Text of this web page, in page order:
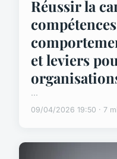
Réussir la
compétences
et leviers
...
09/04/2026 19:50 · 7